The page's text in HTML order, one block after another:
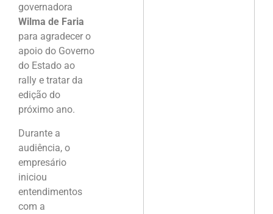
governadora
Wilma de Faria
para agradecer o
apoio do Governo
do Estado ao
rally e tratar da
edição do
próximo ano.
Durante a
audiência, o
empresário
iniciou
entendimentos
com a